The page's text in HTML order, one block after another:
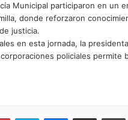
Municipal participaron en un
donde reforzaron
justicia.
en esta jornada, la
policiales permite
PinterestSkype Messenger
Compartir via correo